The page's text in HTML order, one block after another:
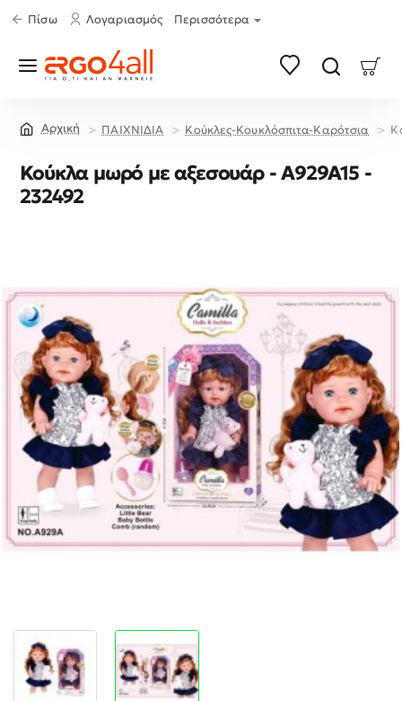
Πίσω Λογαριασμός Περισσότερα
ΠΑΙΧΝΙΔΙΑ Κούκλες-Κουκλόσπιτα-Καρότσια
Κούκλα μωρό με αξεσουάρ - A929A15 -
232492